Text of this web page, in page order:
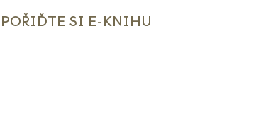
POŘIĎTE SI E-KNIHU